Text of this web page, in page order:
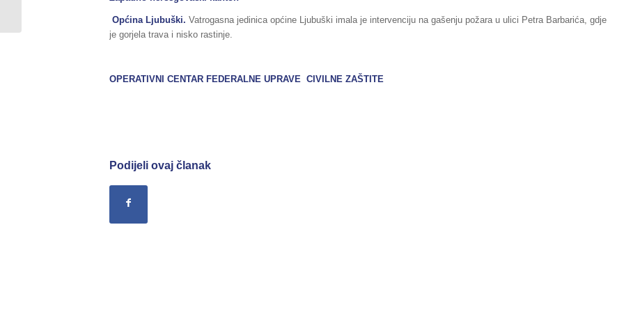
Općina Ljubuški. Vatrogasna jedinica općine Ljubuški imala je intervenciju na gašenju požara u ulici Petra Barbarića, gdje
je gorjela trava i nisko rastinje.
OPERATIVNI CENTAR FEDERALNE UPRAVE CIVILNE ZAŠTITE
Podijeli ovaj članak